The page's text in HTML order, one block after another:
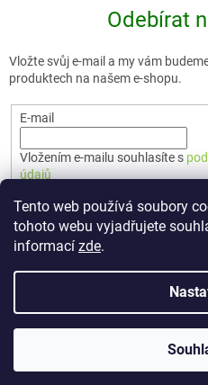
Tento web používá soubory
tohoto webu vyjadřujete
informací zde.
Odebírat
Vložte svůj e-mail a my vám
produktech na našem e-shopu.
E-mail
Vložením e-mailu souhlasíte s
údajů
PŘIHLÁSIT SE
Vytvořil
🇨🇿